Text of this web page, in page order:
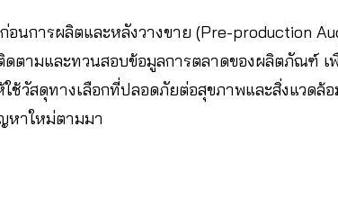
นการผลิตและหลังวางขาย (Pre-production
ดตามและทวนสอบข้อมูลการตลาดของผลิตภัณฑ์ เ
ช้วัสดุทางเลือกที่ปลอดภัยต่อสุขภาพและสิ่งแวดล้
หาใหม่ตามมา